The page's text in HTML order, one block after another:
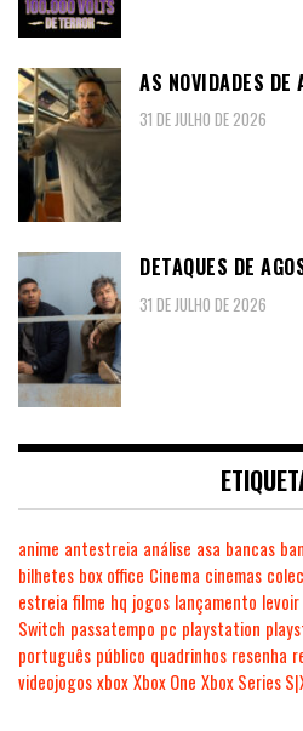
AS NOVIDADES DE
31 DE JULHO DE 2026
DETAQUES DE
31 DE JULHO DE 2026
anime antestreia análise asa bancas
bilhetes box office Cinema cinemas
estreia filme hq jogos lançamento levoir
Switch passatempo pc playstation
português público quadrinhos resenha
videojogosxboxXbox One Xbox Series